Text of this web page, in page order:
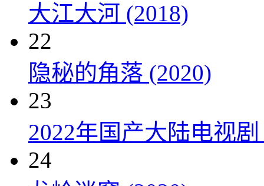
大江大河 (2018)
22
隐秘的角落 (2020)
23
2022年国产大陆电视
24